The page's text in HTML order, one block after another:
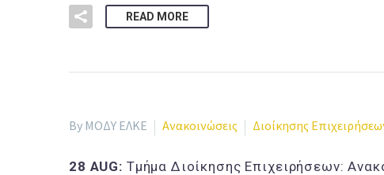
READ MORE
By ΜΟΔΥ ΕΛΚΕ Ανακοινώσεις Διοίκησης
28 AUG: Τμήμα Διοίκησης Επιχειρήσεων: